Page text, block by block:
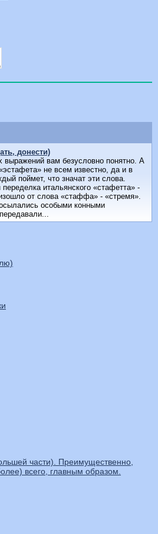
донести)
выражений вам безусловно по­нятно. А
не всем известно, да и в
поймет, что значат эти слова.
итальянского «стафетта» -
от слова «стаффа» - «стремя».
особыми конными
части). Преимущественно,
всего, главным образом.